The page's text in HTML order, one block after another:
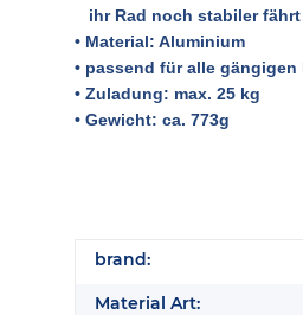
ihr Rad noch stabiler
• Material: Aluminium
• passend für alle gängigen
• Zuladung: max. 25 kg
• Gewicht: ca. 773g
brand:
Material Art: